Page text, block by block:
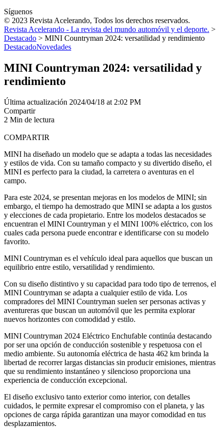
Síguenos
© 2023 Revista Acelerando, Todos los derechos reservados.
Revista Acelerando - La revista del mundo automóvil y el deporte. >
Destacado > MINI Countryman 2024: versatilidad y rendimiento
DestacadoNovedades
MINI Countryman 2024: versatilidad y
rendimiento
Última actualización 2024/04/18 at 2:02 PM
Compartir
2 Min de lectura
COMPARTIR
MINI ha diseñado un modelo que se adapta a todas las necesidades
y estilos de vida. Con su tamaño compacto y su divertido diseño, el
MINI es perfecto para la ciudad, la carretera o aventuras en el
campo.
Para este 2024, se presentan mejoras en los modelos de MINI; sin
embargo, el tiempo ha demostrado que MINI se adapta a los gustos
y elecciones de cada propietario. Entre los modelos destacados se
encuentran el MINI Countryman y el MINI 100% eléctrico, con los
cuales cada persona puede encontrar e identificarse con su modelo
favorito.
MINI Countryman es el vehículo ideal para aquellos que buscan un
equilibrio entre estilo, versatilidad y rendimiento.
Con su diseño distintivo y su capacidad para todo tipo de terrenos, el
MINI Countryman se adapta a cualquier estilo de vida. Los
compradores del MINI Countryman suelen ser personas activas y
aventureras que buscan un automóvil que les permita explorar
nuevos horizontes con comodidad y estilo.
MINI Countryman 2024 Eléctrico Enchufable continúa destacando
por ser una opción de conducción sostenible y respetuosa con el
medio ambiente. Su autonomía eléctrica de hasta 462 km brinda la
libertad de recorrer largas distancias sin producir emisiones, mientras
que su rendimiento instantáneo y silencioso proporciona una
experiencia de conducción excepcional.
El diseño exclusivo tanto exterior como interior, con detalles
cuidados, le permite expresar el compromiso con el planeta, y las
opciones de carga rápida garantizan una mayor comodidad en tus
desplazamientos.